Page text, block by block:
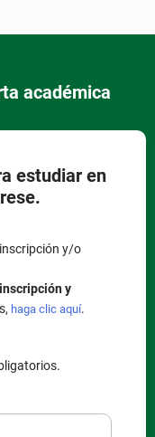
académica
estudiar en
y/o
y
haga clic aquí.